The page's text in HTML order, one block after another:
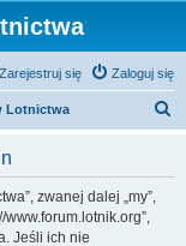
Zaloguj się
Zarejestruj się
Lotnictwa
zwanej dalej „my”,
www.forum.lotnik.org”,
Jeśli ich nie